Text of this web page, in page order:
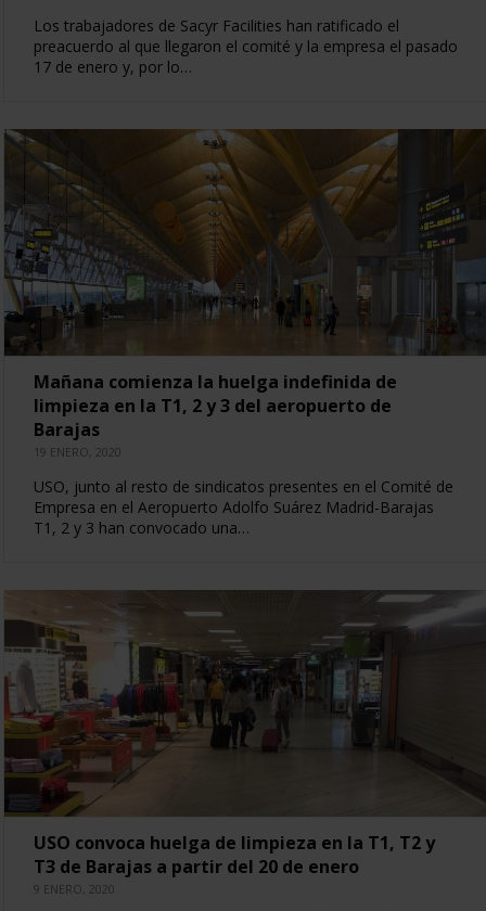
Los trabajadores de Sacyr Facilities han ratificado el
preacuerdo al que llegaron el comité y la empresa el pasado
17 de enero y, por lo…
Mañana comienza la huelga indefinida de
limpieza en la T1, 2 y 3 del aeropuerto de
Barajas
19 ENERO, 2020
USO, junto al resto de sindicatos presentes en el Comité de
Empresa en el Aeropuerto Adolfo Suárez Madrid-Barajas
T1, 2 y 3 han convocado una…
USO convoca huelga de limpieza en la T1, T2 y
T3 de Barajas a partir del 20 de enero
9 ENERO, 2020